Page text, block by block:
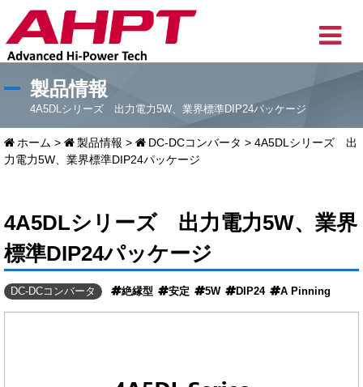
製品情報
4A5DLシリーズ 出力電力5W、業界標準DIP24パッケージ
ホーム > 製品情報 > DC-DCコンバータ > 4A5DLシリーズ 出
力電力5W、業界標準DIP24パッケージ
4A5DLシリーズ 出力電力5W、業界
標準DIP24パッケージ
DC-DCコンバータ 絶縁型 安定 5W DIP24 A Pinning